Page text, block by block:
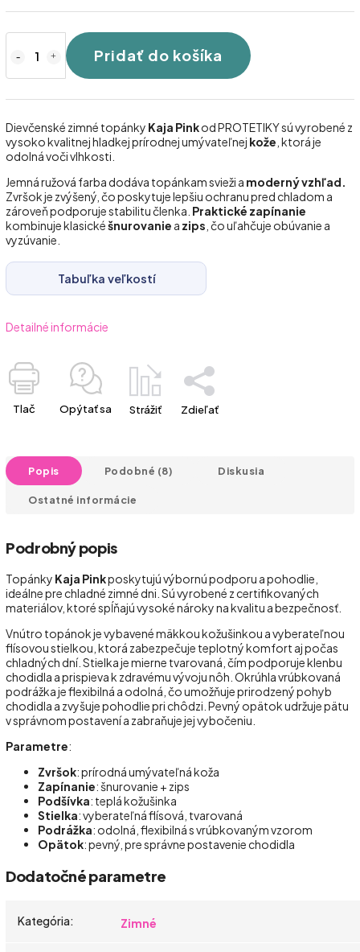
Pridať do košíka
Dievčenské zimné topánky Kaja Pinkod PROTETIKY sú vyrobené z
vysoko kvalitnej hladkej prírodnej umývateľnej kože , ktorá je
odolná voči vlhkosti.
Jemná ružová farba dodáva topánkam svieži a moderný vzhľad.
Zvršok je zvýšený, čo poskytuje lepšiu ochranu pred chladom a
zároveň podporuje stabilitu členka. Praktické zapínanie
kombinuje klasickéšnurovanie a zips , čo uľahčuje obúvanie a
vyzúvanie.
Tabuľka veľkostí
Detailné informácie
Tlač Opýtať sa Strážiť Zdieľať
Popis Podobné (8) Diskusia
Ostatné informácie
Podrobný popis
Topánky Kaja Pinkposkytujú výbornú podporu a pohodlie,
ideálne pre chladné zimné dni. Sú vyrobené z certifikovaných
materiálov, ktoré spĺňajú vysoké nároky na kvalitu a bezpečnosť.
Vnútro topánok je vybavené mäkkou kožušinkou a vyberateľnou
flísovou stielkou, ktorá zabezpečuje teplotný komfort aj počas
chladných dní. Stielka je mierne tvarovaná, čím podporuje klenbu
chodidla a prispieva k zdravému vývoju nôh. Okrúhla vrúbkovaná
podrážka je flexibilná a odolná, čo umožňuje prirodzený pohyb
chodidla a zvyšuje pohodlie pri chôdzi. Pevný opätok udržuje pätu
v správnom postavení a zabraňuje jej vybočeniu.
Parametre:
Zvršok: prírodná umývateľná koža
Zapínanie: šnurovanie + zips
Podšívka: teplá kožušinka
Stielka: vyberateľná flísová, tvarovaná
Podrážka: odolná, flexibilná s vrúbkovaným vzorom
Opätok: pevný, pre správne postavenie chodidla
Dodatočné parametre
Kategória: Zimné